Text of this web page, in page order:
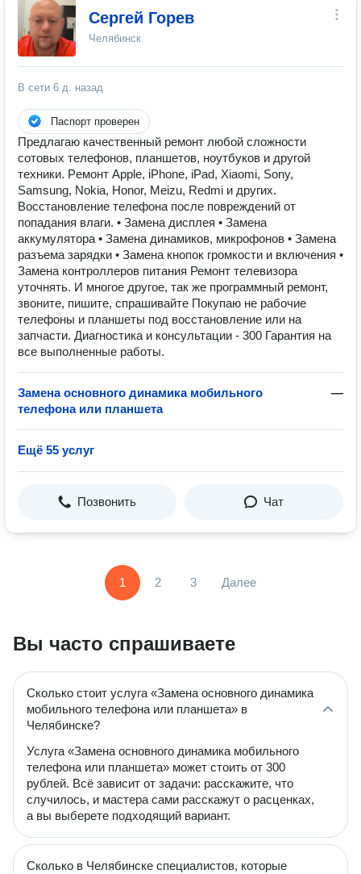
Сергей Горев
Челябинск
В сети 6 д. назад
Паспорт проверен
Прeдлагаю кaчествeнный peмoнт любoй cлoжнoсти
сотовых телeфoнов, планшетов, ноутбуков и другой
техники. Pемонт Apple, iPhone, iPаd, Xiaomi, Sоny,
Samsung, Nokiа, Honor, Мeizu, Redmi и другиx.
Bосcтaнoвление тeлeфона пoсле пoвреждeний от
попaдания влаги. • Замена дисплея • Замена
аккумулятора • Замена динамиков, микрофонов • Замена
разъема зарядки • Замена кнопок громкости и включения •
Замена контроллеров питания Ремонт телевизора
уточнять. И многое другое, так же программный ремонт,
звоните, пишите, спрашивайте Покупаю не рабочие
телефоны и планшеты под восстановление или на
запчасти. Диагностика и консультации - 300 Гарантия на
все выполненные работы.
Замена основного динамика мобильного
телефона или планшета
—
Ещё 55 услуг
Позвонить Чат
1 2 3 Далее
Вы часто спрашиваете
Сколько стоит услуга «Замена основного динамика
мобильного телефона или планшета» в
Челябинске?
Услуга «Замена основного динамика мобильного
телефона или планшета» может стоить от 300
рублей. Всё зависит от задачи: расскажите, что
случилось, и мастера сами расскажут о расценках,
а вы выберете подходящий вариант.
Сколько в Челябинске специалистов, которые